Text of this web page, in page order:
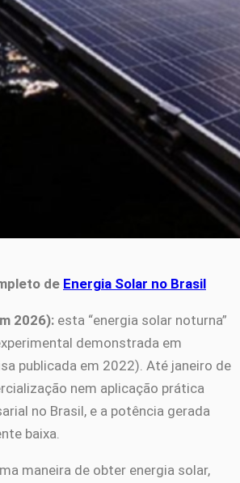
de Energia Solar no Brasil
2026): esta “energia solar noturna”
demonstrada em
publicada em 2022). Até janeiro de
nem aplicação prática
no Brasil, e a potência gerada
baixa.
maneira de obter energia solar,